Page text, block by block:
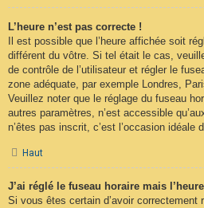
L’heure n’est pas correcte !
Il est possible que l’heure affichée soit
différent du vôtre. Si tel était le cas,
de contrôle de l’utilisateur et régler le
zone adéquate, par exemple Londres,
Veuillez noter que le réglage du fuseau
autres paramètres, n’est accessible
n’êtes pas inscrit, c’est l’occasion idéale
Haut
J’ai réglé le fuseau horaire mais
Si vous êtes certain d’avoir correctement